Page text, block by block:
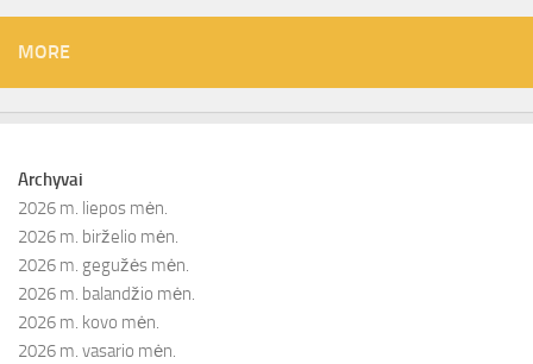
MORE
Archyvai
2026 m. liepos mėn.
2026 m. birželio mėn.
2026 m. gegužės mėn.
2026 m. balandžio mėn.
2026 m. kovo mėn.
2026 m. vasario mėn.